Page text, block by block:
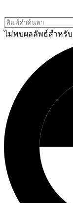
ไม่พบผลลัพธ์สำหรั